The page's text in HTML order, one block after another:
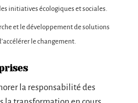
initiatives écologiques et sociales.
et le développement de solutions
le changement.
la responsabilité des